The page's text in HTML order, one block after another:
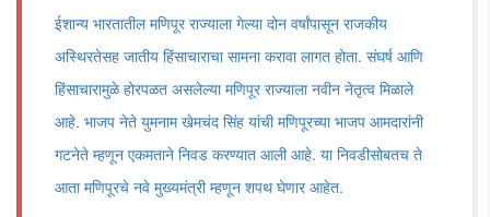
ईशान्य भारतातील मणिपूर राज्याला गेल्या दोन वर्षांपासून राजकीय
अस्थिरतेसह जातीय हिंसाचाराचा सामना करावा लागत होता. संघर्ष आणि
हिंसाचारामुळे होरपळत असलेल्या मणिपूर राज्याला नवीन नेतृत्व मिळाले
आहे. भाजप नेते युमनाम खेमचंद सिंह यांची मणिपूरच्या भाजप आमदारांनी
गटनेते म्हणून एकमताने निवड करण्यात आली आहे. या निवडीसोबतच ते
आता मणिपूरचे नवे मुख्यमंत्री म्हणून शपथ घेणार आहेत.